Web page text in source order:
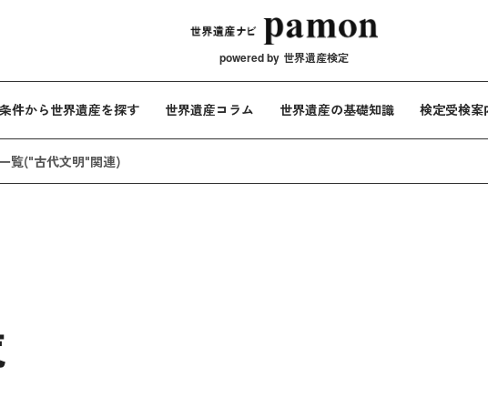
メインナビゲ
powered by 世界遺産検定
条件から世界遺産を探す 世界遺産コラム 世界遺産の基礎知識 検定受検案
覧("古代文明"関連)